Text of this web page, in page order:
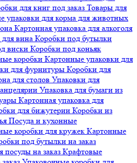
для книг под заказ Товары для
упаковки для корма для животных
Картонная упаковка для алкоголя
вина Коробки под бутылки
виски Коробки под коньяк
коробки Картонные упаковки для
для фурнитуры Коробки для
для столов Упаковки для
Упаковка для бумаги из
Картонная упаковка для
для бижутерии Коробки из
Посуда и кухонные
коробки для кружек Картонные
под бутылки на заказ
на заказ Крафтовые